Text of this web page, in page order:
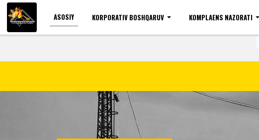
Ko'zi ojizlar uchun Shrift kattaligi
ASOSIY KORPORATIV BOSHQARUV KOMPLAENS NAZORATI